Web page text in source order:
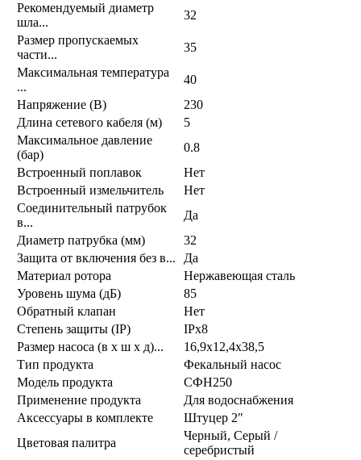
Рекомендуемый диаметр
шла...
32
Размер пропускаемых
части...
35
Максимальная температура
...
40
Напряжение (В)
230
Длина сетевого кабеля (м)
5
Максимальное давление
(бар)
0.8
Встроенный поплавок
Нет
Встроенный измельчитель
Нет
Соединительный патрубок
в...
Да
Диаметр патрубка (мм)
32
Защита от включения без в...
Да
Материал ротора
Нержавеющая сталь
Уровень шума (дБ)
85
Обратный клапан
Нет
Степень защиты (IP)
IPx8
Размер насоса (в x ш x д)...
16,9х12,4х38,5
Тип продукта
Фекальный насос
Модель продукта
СФН250
Применение продукта
Для водоснабжения
Аксессуары в комплекте
Штуцер 2"
Цветовая палитра
Черный, Серый /
серебристый